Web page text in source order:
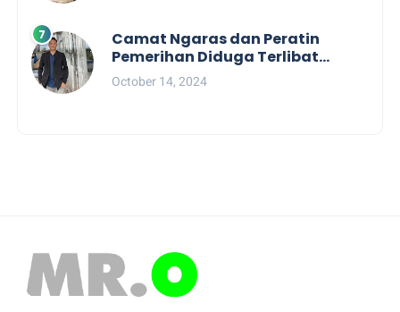
Camat Ngaras dan Peratin
Pemerihan Diduga Terlibat
Politik Praktis, Mahasiswa
Pesibar Desak Bawaslu
October 14, 2024